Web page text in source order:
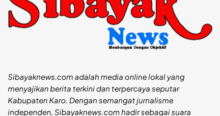
Sibayaknews.com adalah media online lokal yang
menyajikan berita terkini dan terpercaya seputar
Kabupaten Karo. Dengan semangat jurnalisme
independen, Sibayaknews.com hadir sebagai suara